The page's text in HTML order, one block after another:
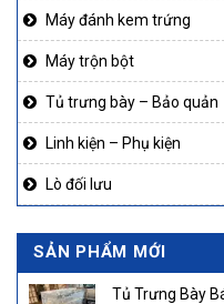
Máy đánh kem trứng
Máy trộn bột
Tủ trưng bày – Bảo quản
Linh kiện – Phụ kiện
Lò đối lưu
SẢN PHẨM MỚI
Tủ Trưng Bày